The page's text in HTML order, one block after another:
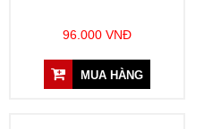
96.000 VNĐ
MUA HÀNG